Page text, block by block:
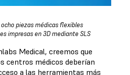
piezas médicas flexibles
impresas en 3D mediante SLS
Medical, creemos que
centros médicos deberían
a las herramientas más